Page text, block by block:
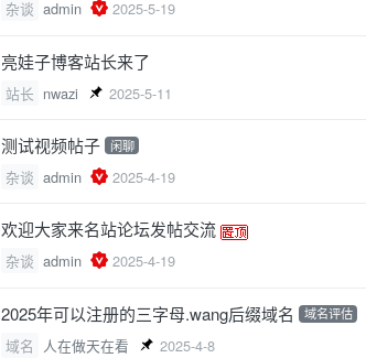
杂谈 admin 2025-5-19
亮娃子博客站长来了
站长 nwazi 2025-5-11
测试视频帖子 闲聊
杂谈 admin 2025-4-19
欢迎大家来名站论坛发帖交流
杂谈 admin 2025-4-19
2025年可以注册的三字母.wang后缀域名 域名评估
域名 人在做天在看 2025-4-8